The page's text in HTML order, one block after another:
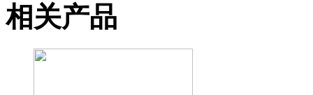
相关产品